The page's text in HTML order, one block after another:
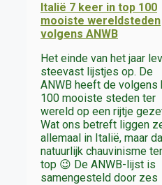
Italië 7 keer in top 100
mooiste wereldsteden
volgens ANWB
Het einde van het jaar
steevast lijstjes op. De
ANWB heeft de volgens
100 mooiste steden ter
wereld op een rijtje
Wat ons betreft liggen
allemaal in Italië, maar
natuurlijk chauvinisme
top 😉 De ANWB-lijst is
samengesteld door zes